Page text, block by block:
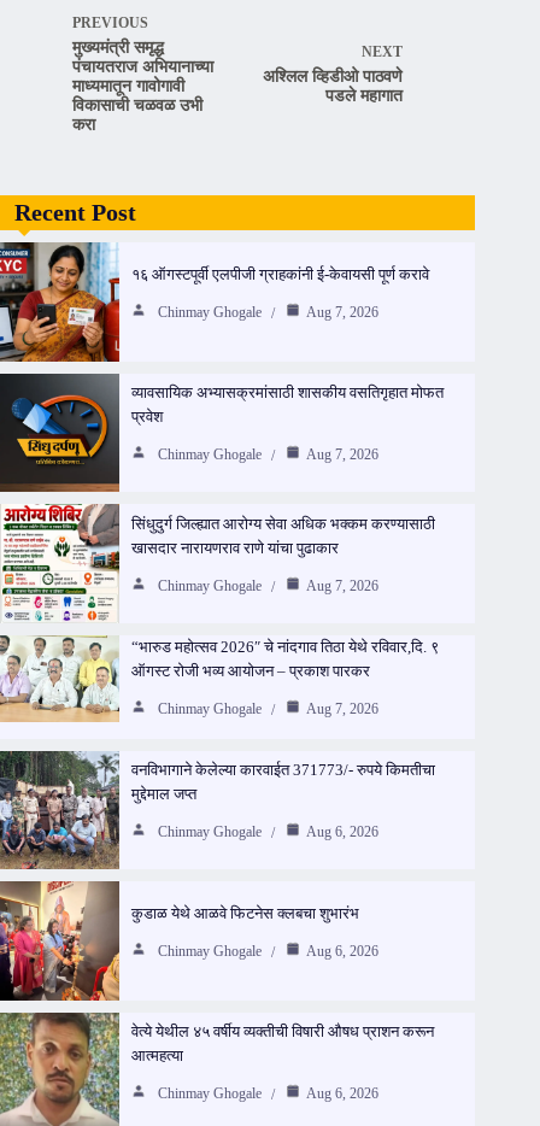
PREVIOUS
मुख्यमंत्री समृद्ध
पंचायतराज अभियानाच्या
माध्यमातून गावोगावी
विकासाची चळवळ उभी
करा
NEXT
अश्लिल व्हिडीओ पाठवणे
पडले महागात
Recent Post
१६ ऑगस्टपूर्वी एलपीजी ग्राहकांनी ई-केवायसी पूर्ण करावे
Chinmay Ghogale Aug 7, 2026
व्यावसायिक अभ्यासक्रमांसाठी शासकीय वसतिगृहात मोफत
प्रवेश
Chinmay Ghogale Aug 7, 2026
सिंधुदुर्ग जिल्ह्यात आरोग्य सेवा अधिक भक्कम करण्यासाठी
खासदार नारायणराव राणे यांचा पुढाकार
Chinmay Ghogale Aug 7, 2026
“भारुड महोत्सव 2026″ चे नांदगाव तिठा येथे रविवार,दि. ९
ऑगस्ट रोजी भव्य आयोजन – प्रकाश पारकर
Chinmay Ghogale Aug 7, 2026
वनविभागाने केलेल्या कारवाईत 371773/- रुपये किमतीचा
मुद्देमाल जप्त
Chinmay Ghogale Aug 6, 2026
कुडाळ येथे आळवे फिटनेस क्लबचा शुभारंभ
Chinmay Ghogale Aug 6, 2026
वेत्ये येथील ४५ वर्षीय व्यक्तीची विषारी औषध प्राशन करून
आत्महत्या
Chinmay Ghogale Aug 6, 2026